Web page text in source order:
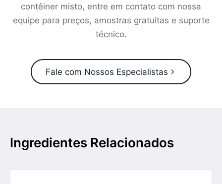
contêiner misto, entre em contato com nossa
equipe para preços, amostras gratuitas e suporte
técnico.
Fale com Nossos Especialistas
Ingredientes Relacionados